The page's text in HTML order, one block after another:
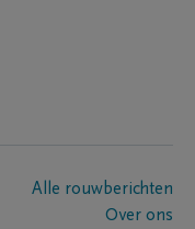
Alle rouwberichten
Over ons